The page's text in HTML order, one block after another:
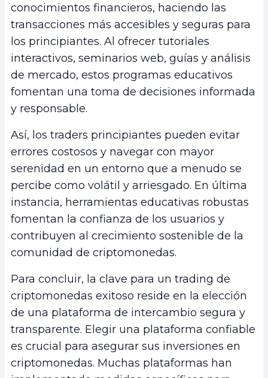
conocimientos financieros, haciendo las
transacciones más accesibles y seguras para
los principiantes. Al ofrecer tutoriales
interactivos, seminarios web, guías y análisis
de mercado, estos programas educativos
fomentan una toma de decisiones informada
y responsable.
Así, los traders principiantes pueden evitar
errores costosos y navegar con mayor
serenidad en un entorno que a menudo se
percibe como volátil y arriesgado. En última
instancia, herramientas educativas robustas
fomentan la confianza de los usuarios y
contribuyen al crecimiento sostenible de la
comunidad de criptomonedas.
Para concluir, la clave para un trading de
criptomonedas exitoso reside en la elección
de una plataforma de intercambio segura y
transparente. Elegir una plataforma confiable
es crucial para asegurar sus inversiones en
criptomonedas. Muchas plataformas han